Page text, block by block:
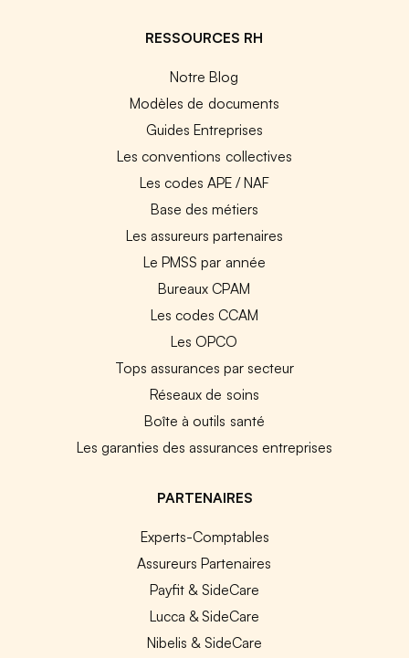
RESSOURCES RH
Notre Blog
Modèles de documents
Guides Entreprises
Les conventions collectives
Les codes APE / NAF
Base des métiers
Les assureurs partenaires
Le PMSS par année
Bureaux CPAM
Les codes CCAM
Les OPCO
Tops assurances par secteur
Réseaux de soins
Boîte à outils santé
Les garanties des assurances entreprises
PARTENAIRES
Experts-Comptables
Assureurs Partenaires
Payfit & SideCare
Lucca & SideCare
Nibelis & SideCare